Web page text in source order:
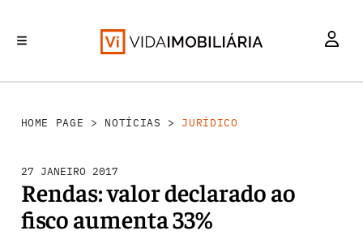
HOME PAGE > NOTÍCIAS > JURÍDICO
27 JANEIRO 2017
Rendas: valor declarado ao
fisco aumenta 33%